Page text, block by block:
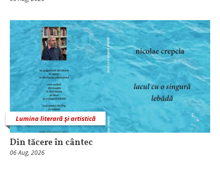
Lumina literară şi artistică
Din tăcere în cântec
06 Aug, 2026